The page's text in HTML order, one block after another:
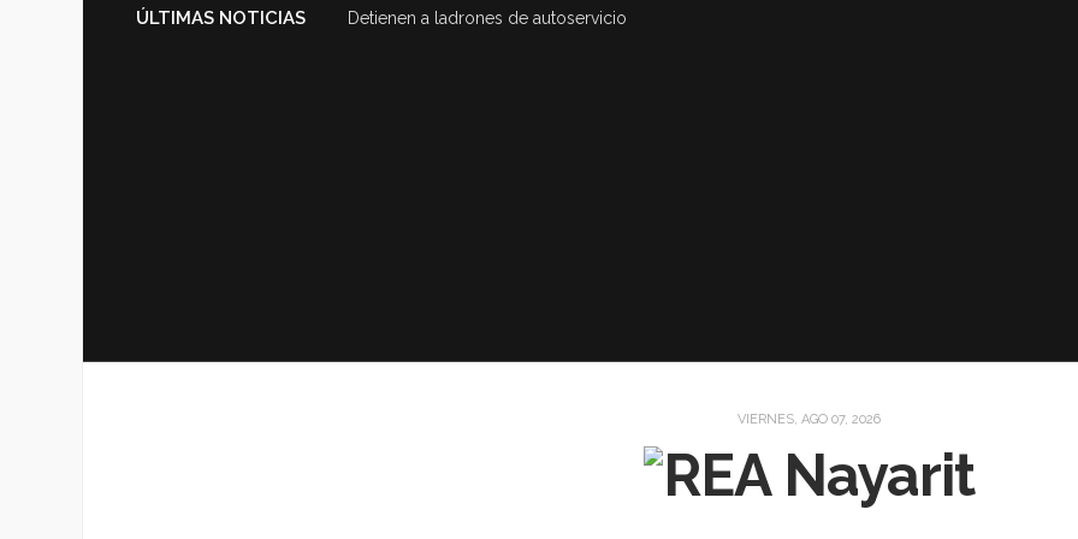
ÚLTIMAS NOTICIAS Detienen a ladrones de autoservicio
VIERNES, AGO 07, 2026